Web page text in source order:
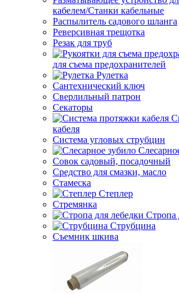
кабелем/Станки кабельные
Распылитель садового шланга
Реверсивная трещотка
Резак для труб
для съема предохранителей
Рулетка
Сантехнический ключ
Сверлильный патрон
Секаторы
кабеля
Система угловых струбцин
Совок садовый, посадочный
Средство для смазки, масло
Стамеска
Степлер
Стремянка
Стропа
Струбцина
Съемник шкива